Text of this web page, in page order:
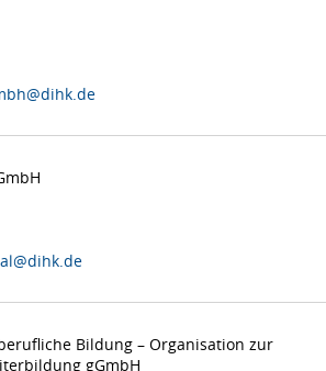
Bildung – Organisation zur
gGmbH